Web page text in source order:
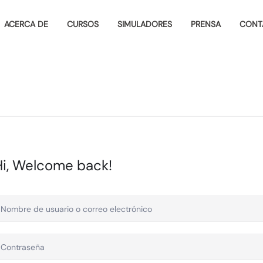
ACERCA DE CURSOS SIMULADORES PRENSA
Welcome back!